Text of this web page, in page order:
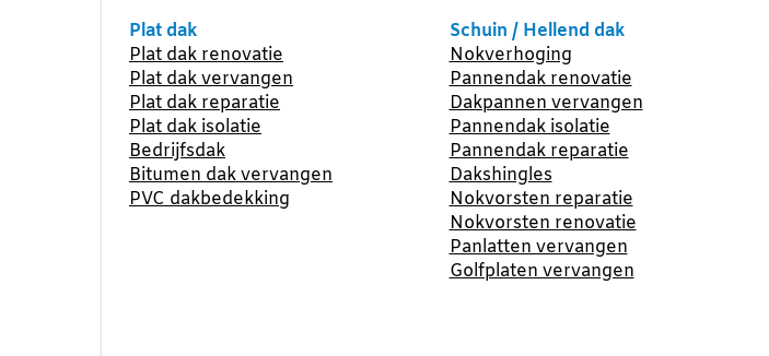
Plat dak
Plat dak renovatie
Plat dak vervangen
Plat dak reparatie
Plat dak isolatie
Bedrijfsdak
Bitumen dak vervangen
PVC dakbedekking
Schuin / Hellend dak
Nokverhoging
Pannendak renovatie
Dakpannen vervangen
Pannendak isolatie
Pannendak reparatie
Dakshingles
Nokvorsten reparatie
Nokvorsten renovatie
Panlatten vervangen
Golfplaten vervangen